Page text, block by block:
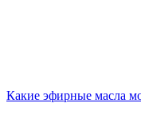
Какие эфирные масла